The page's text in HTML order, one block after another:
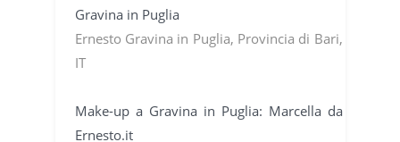
Gravina in Puglia
Ernesto Gravina in Puglia, Provincia di Bari,
IT
Make-up a Gravina in Puglia: Marcella da
Ernesto.it